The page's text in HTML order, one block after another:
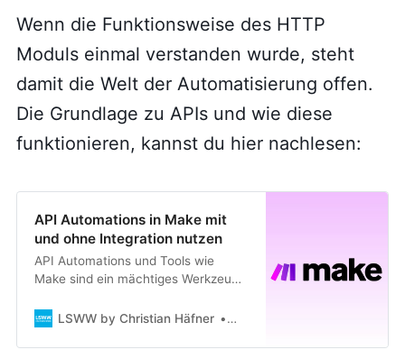
Wenn die Funktionsweise des HTTP
Moduls einmal verstanden wurde, steht
damit die Welt der Automatisierung offen.
Die Grundlage zu APIs und wie diese
funktionieren, kannst du hier nachlesen:
API Automations in Make mit
und ohne Integration nutzen
API Automations und Tools wie
Make sind ein mächtiges Werkzeug
ermöglichen es, Businessprozesse
Webanwendungen flexibel zu
LSWW by Christian Häfner Christian Häfner